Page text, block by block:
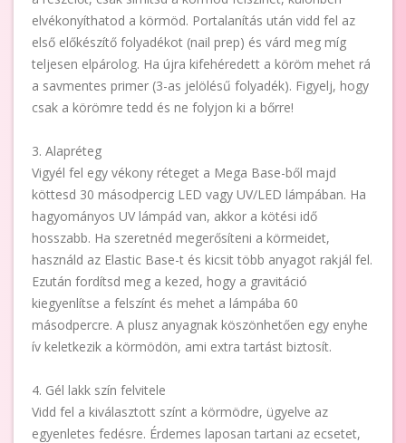
elvékonyíthatod a körmöd. Portalanítás után vidd fel az
első előkészítő folyadékot (nail prep) és várd meg míg
teljesen elpárolog. Ha újra kifehéredett a köröm mehet rá
a savmentes primer (3-as jelölésű folyadék). Figyelj, hogy
csak a körömre tedd és ne folyjon ki a bőrre!
3. Alapréteg
Vigyél fel egy vékony réteget a Mega Base-ből majd
köttesd 30 másodpercig LED vagy UV/LED lámpában. Ha
hagyományos UV lámpád van, akkor a kötési idő
hosszabb. Ha szeretnéd megerősíteni a körmeidet,
használd az Elastic Base-t és kicsit több anyagot rakjál fel.
Ezután fordítsd meg a kezed, hogy a gravitáció
kiegyenlítse a felszínt és mehet a lámpába 60
másodpercre. A plusz anyagnak köszönhetően egy enyhe
ív keletkezik a körmödön, ami extra tartást biztosít.
4. Gél lakk szín felvitele
Vidd fel a kiválasztott színt a körmödre, ügyelve az
egyenletes fedésre. Érdemes laposan tartani az ecsetet,